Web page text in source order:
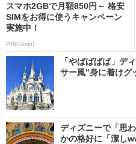
スマホ2GBで月額850円～ 格安
SIMをお得に使うキャンペーン
実施中！
PR(IIJmio)
「やばばばば」デ
サー風”身に着けグ
ディズニーで「思
かの格好に「潔し